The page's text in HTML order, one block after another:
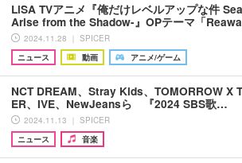
LiSA TVアニメ『俺だけレベルアップな件
Arise from the Shadow-』OPテーマ「
2024.11.28 ｜ SPICER
ニュース
動画 アニメ/ゲーム
NCT DREAM、Stray Kids、TOMORROW X
ER、IVE、NewJeansら 『2024 SBS歌…
2024.11.13 ｜ SPICER
ニュース
音楽